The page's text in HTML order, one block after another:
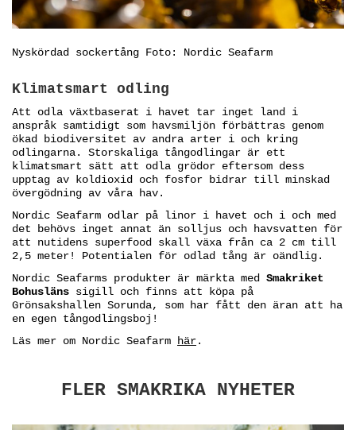
Nyskördad sockertång Foto: Nordic Seafarm
Klimatsmart odling
Att odla växtbaserat i havet tar inget land i
anspråk samtidigt som havsmiljön förbättras genom
ökad biodiversitet av andra arter i och kring
odlingarna. Storskaliga tångodlingar är ett
klimatsmart sätt att odla grödor eftersom dess
upptag av koldioxid och fosfor bidrar till minskad
övergödning av våra hav.
Nordic Seafarm odlar på linor i havet och i och med
det behövs inget annat än solljus och havsvatten för
att nutidens superfood skall växa från ca 2 cm till
2,5 meter! Potentialen för odlad tång är oändlig.
Nordic Seafarms produkter är märkta med
Smakriket
Bohusläns sigill och finns att köpa på
Grönsakshallen Sorunda, som har fått den äran att ha
en egen tångodlingsboj!
Läs mer om Nordic Seafarm
här.
FLER SMAKRIKA NYHETER